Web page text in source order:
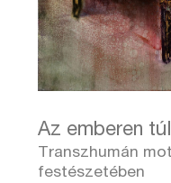
Az emberen túl
Transzhumán
festészetében